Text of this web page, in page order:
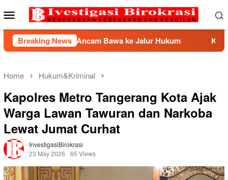
to
Mobile
Menu
Breaking News
Ancam Bawa ke Jalur Hukum Kemnaker Berhasil
Home Hukum&Kriminal
Kapolres Metro Tangerang Kota Ajak
Warga Lawan Tawuran dan Narkoba
Lewat Jumat Curhat
InvestigasiBirokrasi
23 May 2026
65 Views